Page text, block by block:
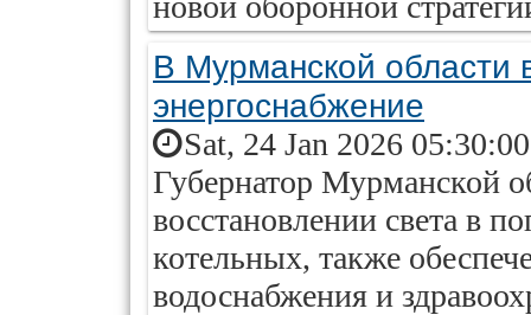
В Мурманской области
энергоснабжение
Sat, 24 Jan 2026
Губернатор Мурманской
восстановлении света в
котельных, также
водоснабжения и